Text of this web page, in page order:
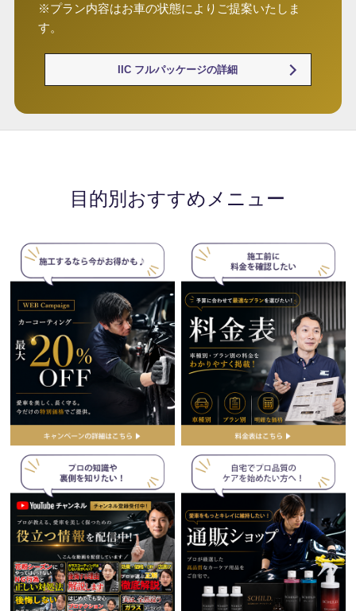
※プラン内容はお車の状態によりご提案いたしま
す。
IIC フルパッケージの詳細
目的別おすすめメニュー